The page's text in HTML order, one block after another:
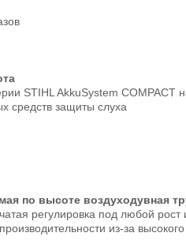
STIHL AkkuSystem COMPACT
средств защиты слуха
по высоте воздуходувная
регулировка под любой
из-за